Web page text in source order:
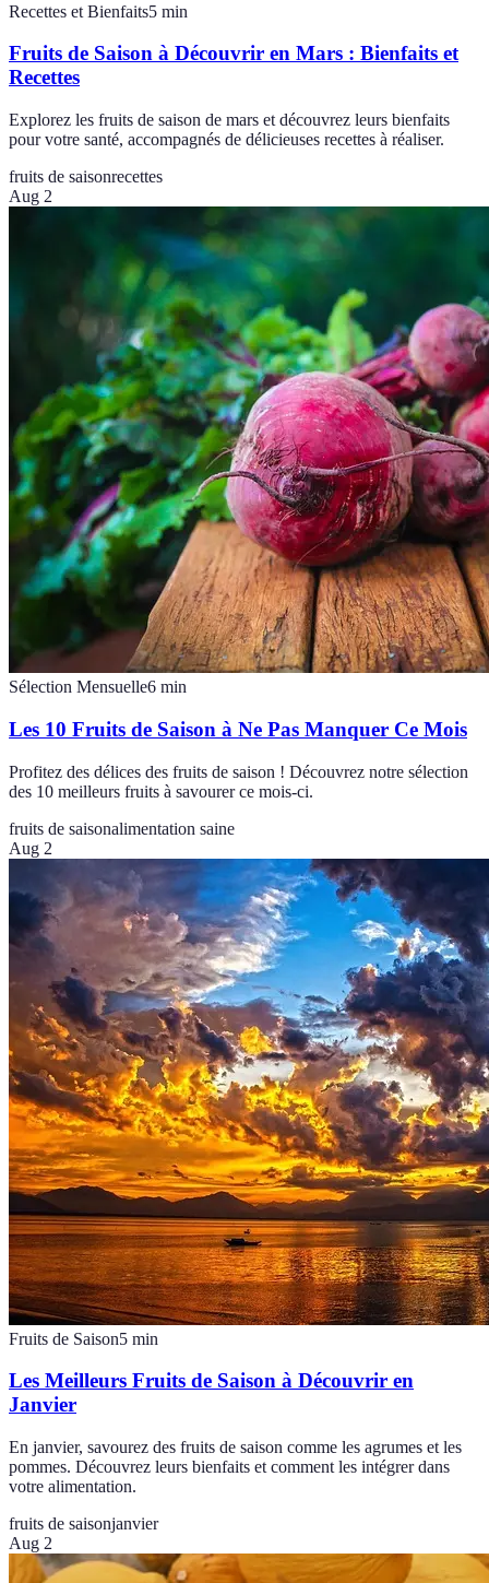
Recettes et Bienfaits5 min
Fruits de Saison à Découvrir en Mars : Bienfaits et
Recettes
Explorez les fruits de saison de mars et découvrez leurs bienfaits
pour votre santé, accompagnés de délicieuses recettes à réaliser.
fruits de saisonrecettes
Aug 2
Sélection Mensuelle6 min
Les 10 Fruits de Saison à Ne Pas Manquer Ce Mois
Profitez des délices des fruits de saison ! Découvrez notre sélection
des 10 meilleurs fruits à savourer ce mois-ci.
fruits de saisonalimentation saine
Aug 2
Fruits de Saison5 min
Les Meilleurs Fruits de Saison à Découvrir en
Janvier
En janvier, savourez des fruits de saison comme les agrumes et les
pommes. Découvrez leurs bienfaits et comment les intégrer dans
votre alimentation.
fruits de saisonjanvier
Aug 2